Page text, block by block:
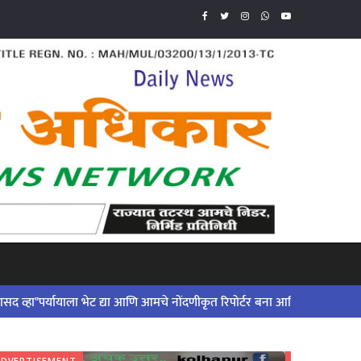
भेट द्या आणि आमचे नोंदणीकृत रिपोर्टर बना आणि आमच्या कार्यात सहभागी